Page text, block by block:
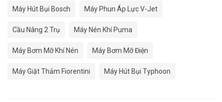
Máy Hút Bụi Bosch Máy Phun Áp Lực V-Jet
Cầu Nâng 2 Trụ Máy Nén Khí Puma
Máy Bơm Mỡ Khí Nén Máy Bơm Mỡ Điện
Máy Giặt Thảm Fiorentini Máy Hút Bụi Typhoon